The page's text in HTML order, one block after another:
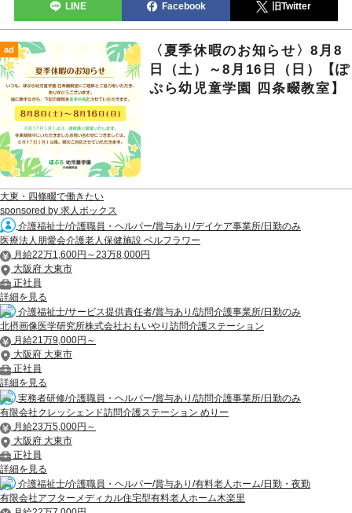
LINE Facebook 旧Twitter
ad
〈夏季休暇のお知らせ〉8月8
日（土）～8月16日（日）【ぽ
ぷら幼児童学園 四条畷教室】
大東・四條畷で働きたい
sponsored by 求人ボックス
介護福祉士/介護職員・ヘルパー/賞与あり/デイケア事業所/日勤のみ
医療法人朋愛会介護老人保健施設 ベルフラワー
月給22万1,600円～23万8,000円
大阪府 大東市
正社員
詳細を見る
介護福祉士/サービス提供責任者/賞与あり/訪問介護事業所/日勤のみ
北摂画像医学研究所株式会社おもいやり訪問介護ステーション
月給21万9,000円～
大阪府 大東市
正社員
詳細を見る
実務者研修/介護職員・ヘルパー/賞与あり/訪問介護事業所/日勤のみ
有限会社クレッシェンド訪問介護ステーション めりー
月給23万5,000円～
大阪府 大東市
正社員
詳細を見る
介護福祉士/介護職員・ヘルパー/賞与あり/有料老人ホーム/日勤・夜勤
有限会社アフターメディカル住宅型有料老人ホーム木楽里